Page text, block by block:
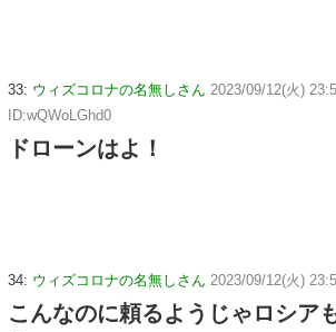
33: ウィズコロナの名無しさん 2023/09/12(火)
ID:wQWoLGhd0
ドローンはよ！
34: ウィズコロナの名無しさん 2023/09/12(火)
こんなのに頼るようじゃロシア